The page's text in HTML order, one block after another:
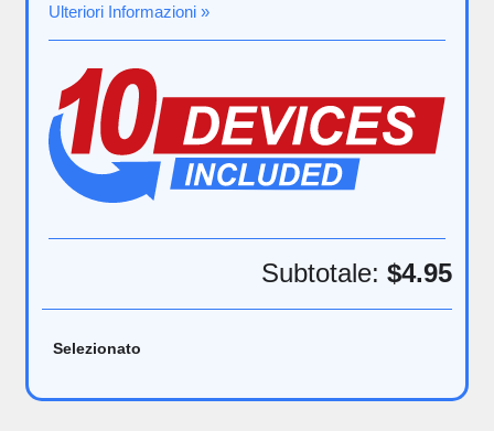
Selezionato
Ulteriori Informazioni »
Subtotale: $4.95